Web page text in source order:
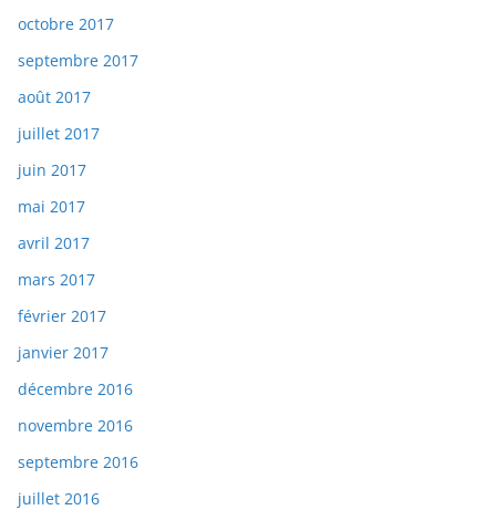
octobre 2017
septembre 2017
août 2017
juillet 2017
juin 2017
mai 2017
avril 2017
mars 2017
février 2017
janvier 2017
décembre 2016
novembre 2016
septembre 2016
juillet 2016